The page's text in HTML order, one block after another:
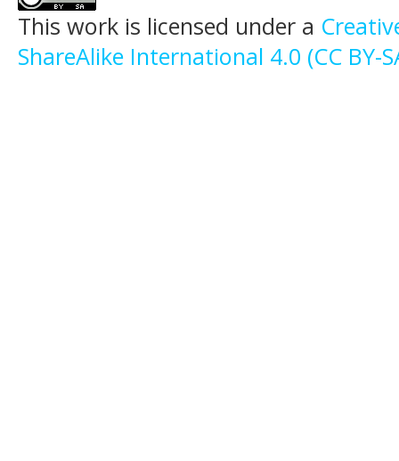
This work is licensed under a
ShareAlike International 4.0 (CC BY-